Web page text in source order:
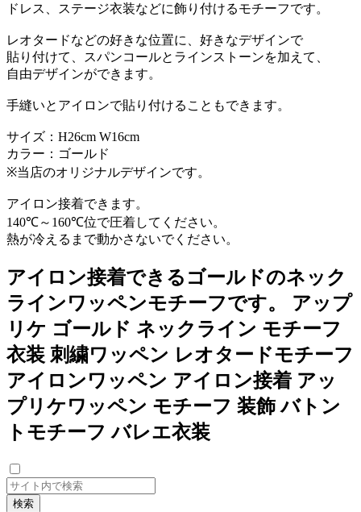
ドレス、ステージ衣装などに飾り付けるモチーフです。
レオタードなどの好きな位置に、好きなデザインで
貼り付けて、スパンコールとラインストーンを加えて、
自由デザインができます。
手縫いとアイロンで貼り付けることもできます。
サイズ：H26cm W16cm
カラー：ゴールド
※当店のオリジナルデザインです。
アイロン接着できます。
140℃～160℃位で圧着してください。
熱が冷えるまで動かさないでください。
アイロン接着できるゴールドのネック
ラインワッペンモチーフです。 アップ
リケ ゴールド ネックライン モチーフ
衣装 刺繍ワッペン レオタードモチーフ
アイロンワッペン アイロン接着 アッ
プリケワッペン モチーフ 装飾 バトン
トモチーフ バレエ衣装